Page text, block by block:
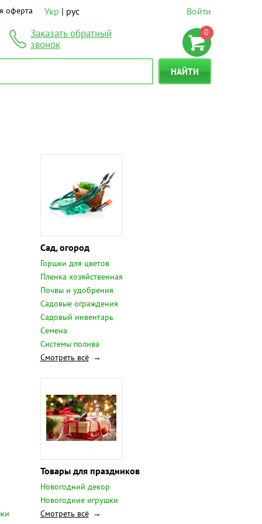
оферта Укр рус Войти
Заказать обратный
звонок
0
НАЙТИ
Сад, огород
Горшки для цветов
Пленка хозяйственная
Почвы и удобрения
Садовые ограждения
Садовый инвентарь
Семена
Системы полива
Смотреть всё
Товары для праздников
Новогодний декор
Новогодние игрушки
Смотреть всё